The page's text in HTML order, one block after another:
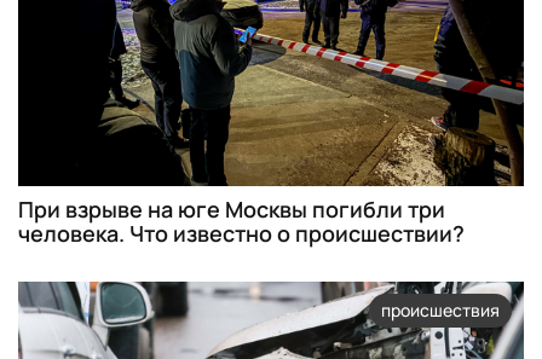
При взрыве на юге Москвы погибли три
человека. Что известно о происшествии?
происшествия